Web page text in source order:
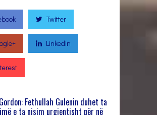
Twitter
Linkedin
Fethullah Gulenin duhet ta
e ta nisim urgjentisht për në